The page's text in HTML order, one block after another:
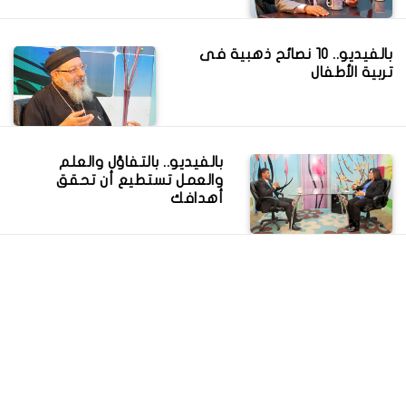
بالفيديو.. 10 نصائح ذهبية فى
تربية الأطفال
بالفيديو.. بالتفاؤل والعلم
والعمل تستطيع أن تحقق
أهدافك